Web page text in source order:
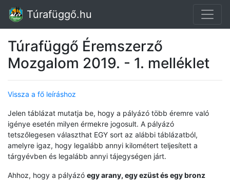
Túrafüggő.hu
Túrafüggő Éremszerző
Mozgalom 2019. - 1. melléklet
Vissza a fő leíráshoz
Jelen táblázat mutatja be, hogy a pályázó több éremre való
igénye esetén milyen érmekre jogosult. A pályázó
tetszőlegesen választhat EGY sort az alábbi táblázatból,
amelyre igaz, hogy legalább annyi kilométert teljesített a
tárgyévben és legalább annyi tájegységen járt.
Ahhoz, hogy a pályázó egy arany, egy ezüst és egy bronz